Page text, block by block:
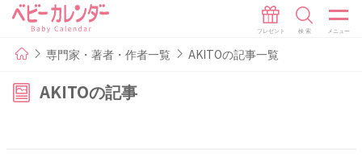
専門家・著者・作者一覧 AKITOの記事一覧
AKITOの記事